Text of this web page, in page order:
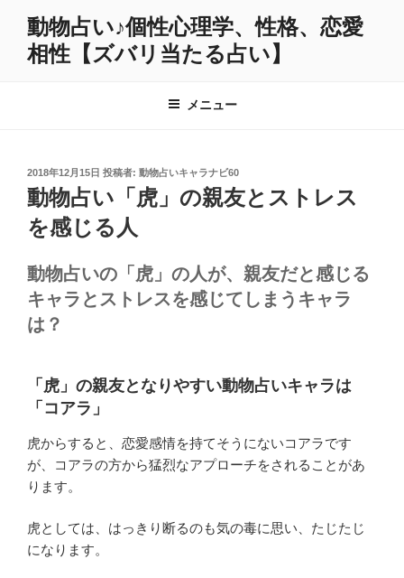
動物占い♪個性心理学、性格、恋愛
相性【ズバリ当たる占い】
メニュー
投
稿
日:
2018年12月15日 投稿者: 動物占いキャラナビ60
動物占い「虎」の親友とストレス
を感じる人
動物占いの「虎」の人が、親友だと感じる
キャラとストレスを感じてしまうキャラ
は？
「虎」の親友となりやすい動物占いキャラは
「コアラ」
虎からすると、恋愛感情を持てそうにないコアラです
が、コアラの方から猛烈なアプローチをされることがあ
ります。
虎としては、はっきり断るのも気の毒に思い、たじたじ
になります。